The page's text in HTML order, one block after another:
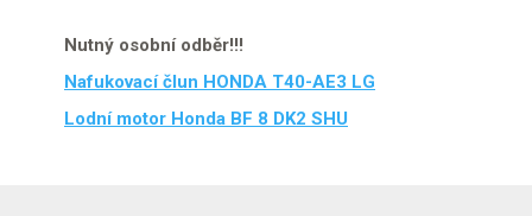
Nutný osobní odběr!!!
Nafukovací člun HONDA T40-AE3 LG
Lodní motor Honda BF 8 DK2 SHU